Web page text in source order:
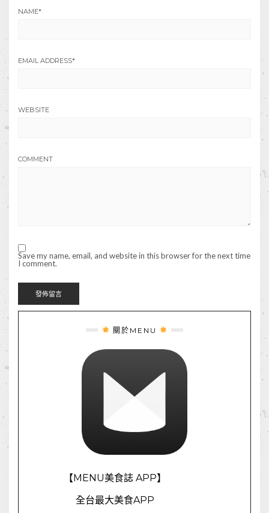
NAME*
EMAIL ADDRESS*
WEBSITE
COMMENT
Save my name, email, and website in this browser for the next time
I comment.
關於MENU
【MENU美食誌 APP】
全台最大美食APP